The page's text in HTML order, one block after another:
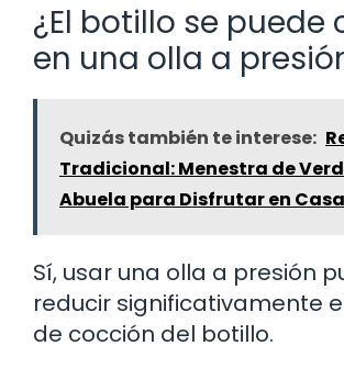
¿El botillo se puede
en una olla a
Quizás también te interese:
Tradicional: Menestra de
Abuela para Disfrutar en Casa
Sí, usar una olla a presión
reducir significativamente
de cocción del botillo.